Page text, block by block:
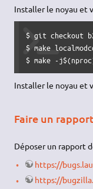
Installer le noyau et
$ git checkout
$ make
$ make -
Installer le noyau et
Faire un
Déposer un rapport
https://
https://